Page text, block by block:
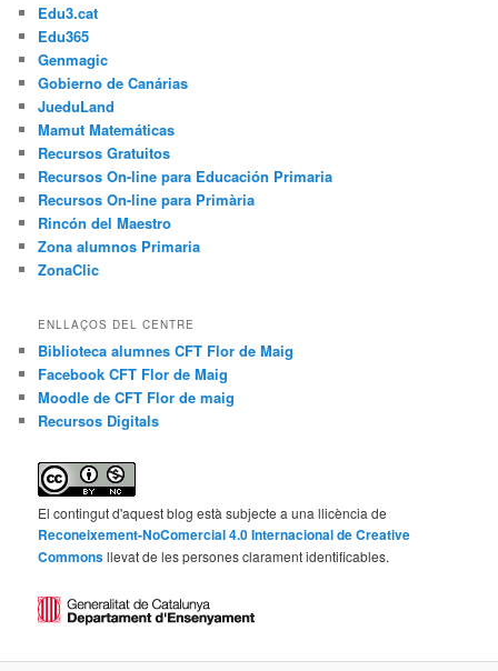
Edu3.cat
Edu365
Genmagic
Gobierno de Canárias
JueduLand
Mamut Matemáticas
Recursos Gratuitos
Recursos On-line para Educación Primaria
Recursos On-line para Primària
Rincón del Maestro
Zona alumnos Primaria
ZonaClic
ENLLAÇOS DEL CENTRE
Biblioteca alumnes CFT Flor de Maig
Facebook CFT Flor de Maig
Moodle de CFT Flor de maig
Recursos Digitals
El contingut d'aquest blog està subjecte a una llicència de
Reconeixement-NoComercial 4.0 Internacional de Creative
Commonsllevat de les persones clarament identificables.